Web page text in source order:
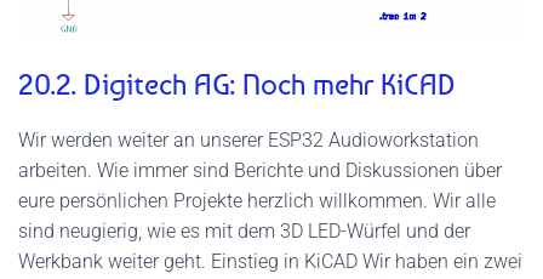
20.2. Digitech AG: Noch mehr KiCAD
Wir werden weiter an unserer ESP32 Audioworkstation
arbeiten. Wie immer sind Berichte und Diskussionen über
eure persönlichen Projekte herzlich willkommen. Wir alle
sind neugierig, wie es mit dem 3D LED-Würfel und der
Werkbank weiter geht. Einstieg in KiCAD Wir haben ein zwei